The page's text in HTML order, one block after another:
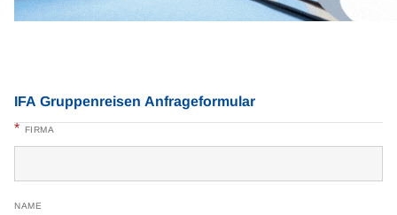
IFA Gruppenreisen Anfrageformular
* FIRMA
NAME